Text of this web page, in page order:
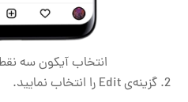
انتخاب آیکون سه
گزینه‌ی Edit را انتخاب نمایید.